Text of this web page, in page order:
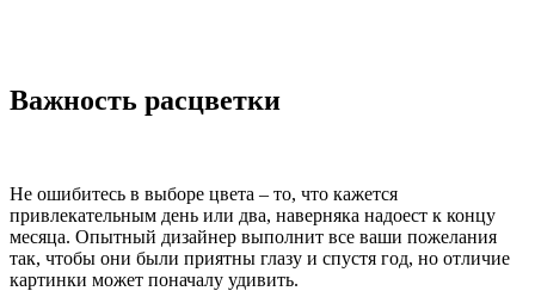
Важность расцветки
Не ошибитесь в выборе цвета – то, что кажется
привлекательным день или два, наверняка надоест к концу
месяца. Опытный дизайнер выполнит все ваши пожелания
так, чтобы они были приятны глазу и спустя год, но отличие
картинки может поначалу удивить.